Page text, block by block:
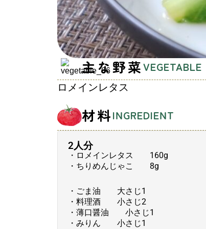
主な野菜VEGETABLE
ロメインレタス
材料INGREDIENT
2人分
・ロメインレタス 160g
・ちりめんじゃこ 8g
・ごま油 大さじ1
・料理酒 小さじ2
・薄口醤油 小さじ1
・みりん 小さじ1